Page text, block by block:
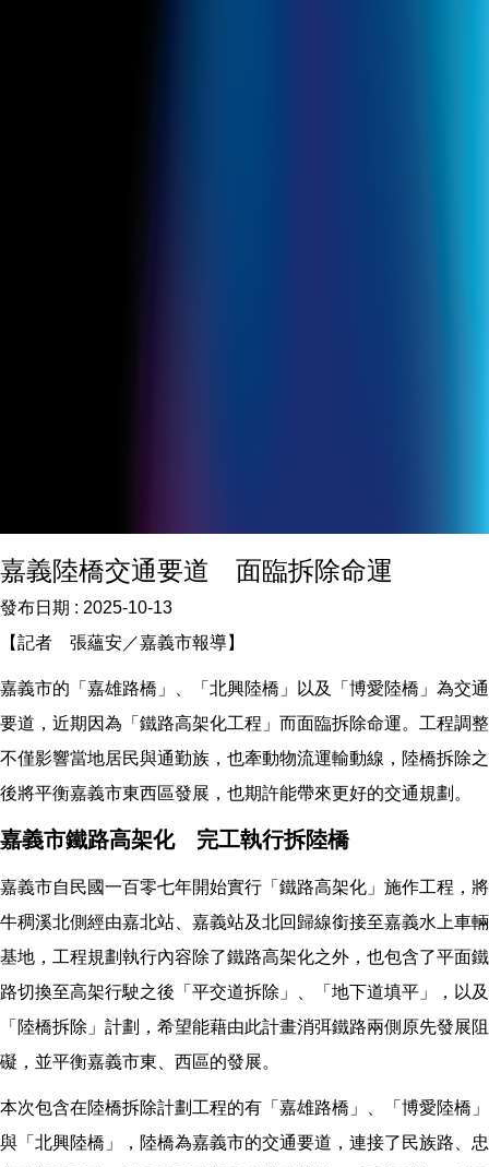
嘉義陸橋交通要道 面臨拆除命運
發布日期 : 2025-10-13
【記者 張蘊安／嘉義市報導】
嘉義市的「嘉雄路橋」、「北興陸橋」以及「博愛陸橋」為交通
要道，近期因為「鐵路高架化工程」而面臨拆除命運。工程調整
不僅影響當地居民與通勤族，也牽動物流運輸動線，陸橋拆除之
後將平衡嘉義市東西區發展，也期許能帶來更好的交通規劃。
嘉義市鐵路高架化 完工執行拆陸橋
嘉義市自民國一百零七年開始實行「鐵路高架化」施作工程，將
牛稠溪北側經由嘉北站、嘉義站及北回歸線銜接至嘉義水上車輛
基地，工程規劃執行內容除了鐵路高架化之外，也包含了平面鐵
路切換至高架行駛之後「平交道拆除」、「地下道填平」，以及
「陸橋拆除」計劃，希望能藉由此計畫消弭鐵路兩側原先發展阻
礙，並平衡嘉義市東、西區的發展。
本次包含在陸橋拆除計劃工程的有「嘉雄路橋」、「博愛陸橋」
與「北興陸橋」，陸橋為嘉義市的交通要道，連接了民族路、忠